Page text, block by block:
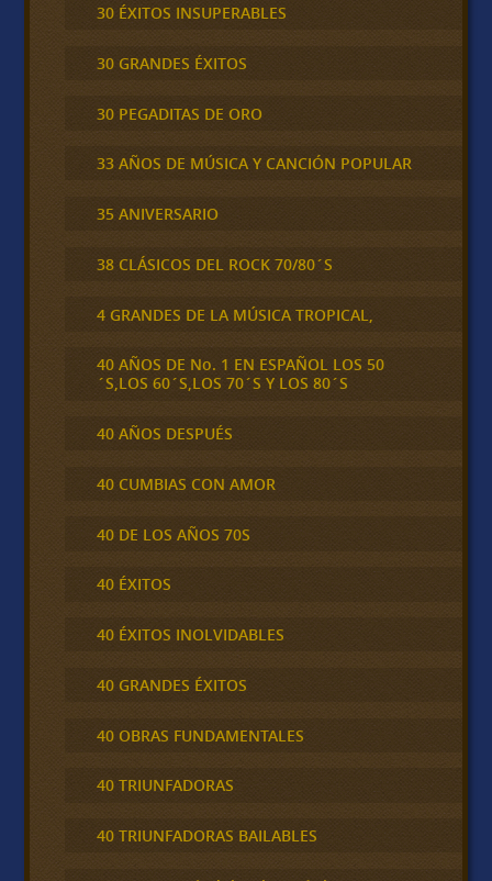
30 ÉXITOS INSUPERABLES
30 GRANDES ÉXITOS
30 PEGADITAS DE ORO
33 AÑOS DE MÚSICA Y CANCIÓN POPULAR
35 ANIVERSARIO
38 CLÁSICOS DEL ROCK 70/80´S
4 GRANDES DE LA MÚSICA TROPICAL,
40 AÑOS DE No. 1 EN ESPAÑOL LOS 50
´S,LOS 60´S,LOS 70´S Y LOS 80´S
40 AÑOS DESPUÉS
40 CUMBIAS CON AMOR
40 DE LOS AÑOS 70S
40 ÉXITOS
40 ÉXITOS INOLVIDABLES
40 GRANDES ÉXITOS
40 OBRAS FUNDAMENTALES
40 TRIUNFADORAS
40 TRIUNFADORAS BAILABLES